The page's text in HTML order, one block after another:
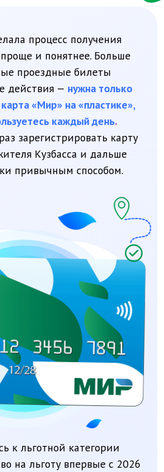
к льготной категории
на льготу впервые с 2026
, а также в органах
Кузбасса, МФЦ или
Национальная система
платежной системы «Мир»),
информация об условиях
vamprivet.ru.